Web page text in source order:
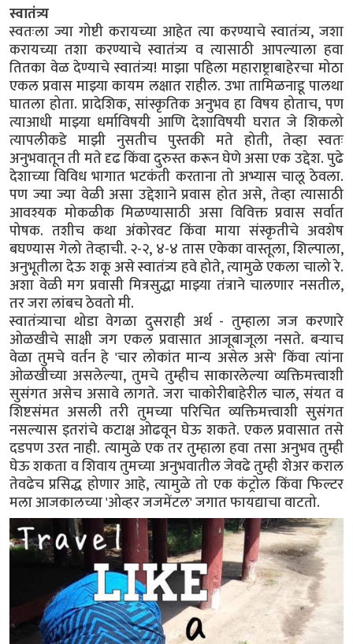
स्वातंत्र्य
स्वतःला ज्या गोष्टी करायच्या आहेत त्या करण्याचे स्वातंत्र्य, जशा
करायच्या तशा करण्याचे स्वातंत्र्य व त्यासाठी आपल्याला हवा
तितका वेळ देण्याचे स्वातंत्र्य! माझा पहिला महाराष्ट्राबाहेरचा मोठा
एकल प्रवास माझ्या कायम लक्षात राहील. उभा तामिळनाडू पालथा
घातला होता. प्रादेशिक, सांस्कृतिक अनुभव हा विषय होताच, पण
त्याआधी माझ्या धर्माविषयी आणि देशाविषयी घरात जे शिकलो
त्यापलीकडे माझी नुसतीच पुस्तकी मते होती, तेव्हा स्वतः
अनुभवातून ती मते दृढ किंवा दुरुस्त करून घेणे असा एक उद्देश. पुढे
देशाच्या विविध भागात भटकंती करताना तो अभ्यास चालू ठेवला.
पण ज्या ज्या वेळी असा उद्देशाने प्रवास होत असे, तेव्हा त्यासाठी
आवश्यक मोकळीक मिळण्यासाठी असा विविक्त प्रवास सर्वात
पोषक. तशीच कथा अंकोरवट किंवा माया संस्कृतीचे अवशेष
बघण्यास गेलो तेव्हाची. २-२, ४-४ तास एकेका वास्तूला, शिल्पाला,
अनुभूतीला देऊ शकू असे स्वातंत्र्य हवे होते, त्यामुळे एकला चालो रे.
अशा वेळी मग प्रवासी मित्रसुद्धा माझ्या तंत्राने चालणार नसतील,
तर जरा लांबच ठेवतो मी.
स्वातंत्र्याचा थोडा वेगळा दुसराही अर्थ - तुम्हाला जज करणारे
ओळखीचे साक्षी जग एकल प्रवासात आजूबाजूला नसते. बऱ्याच
वेळा तुमचे वर्तन हे 'चार लोकांत मान्य असेल असे' किंवा त्यांना
ओळखीच्या असलेल्या, तुमचे तुम्हीच साकारलेल्या व्यक्तिमत्त्वाशी
सुसंगत असेच असावे लागते. जरा चाकोरीबाहेरील चाल, संयत व
शिष्टसंमत असली तरी तुमच्या परिचित व्यक्तिमत्त्वाशी सुसंगत
नसल्यास इतरांचे कटाक्ष ओढवून घेऊ शकते. एकल प्रवासात तसे
दडपण उरत नाही. त्यामुळे एक तर तुम्हाला हवा तसा अनुभव तुम्ही
घेऊ शकता व शिवाय तुमच्या अनुभवातील जेवढे तुम्ही शेअर कराल
तेवढेच प्रसिद्ध होणार आहे, त्यामुळे तो एक कंट्रोल किंवा फिल्टर
मला आजकालच्या 'ओव्हर जजमेंटल' जगात फायद्याचा वाटतो.